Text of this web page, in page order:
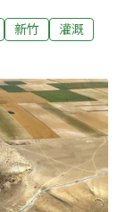
天獨厚的生產
是4月中旬竹
乾枯死亡。新
年底開始，冬
，推動「頭前
然強制停灌農
停灌，抗議團
求經濟發展，
新竹
灌溉